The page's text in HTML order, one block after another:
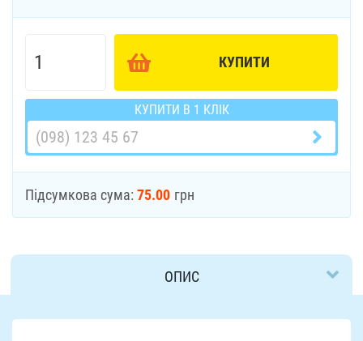
КУПИТИ
КУПИТИ В 1 КЛІК
Підсумкова сума: 75.00 грн
ОПИС
ДОСТАВКА